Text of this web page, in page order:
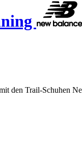
den Trail-Schuhen